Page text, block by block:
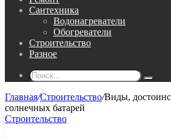
Сантехника
Водонагреватели
Обогреватели
Строительство
Разное
Главная/Строительство/Виды,
солнечных батарей
Строительство